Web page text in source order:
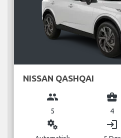
NISSAN QASHQAI
group
5
business_center
4
miscellaneous_services login